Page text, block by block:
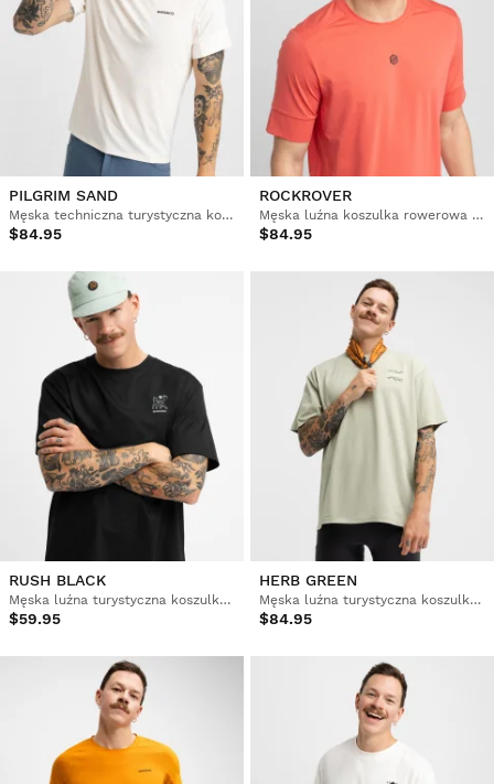
PILGRIM SAND
Męska techniczna turystyczna koszulka rowerowa z krótkim rękawem
$84.95
ROCKROVER
Męska luźna koszulka rowerowa gravel
$84.95
RUSH BLACK
Męska luźna turystyczna koszulka kolarska z krótkim rękawem
$59.95
HERB GREEN
Męska luźna turystyczna koszulka kolarska z krótkim rękawem
$84.95